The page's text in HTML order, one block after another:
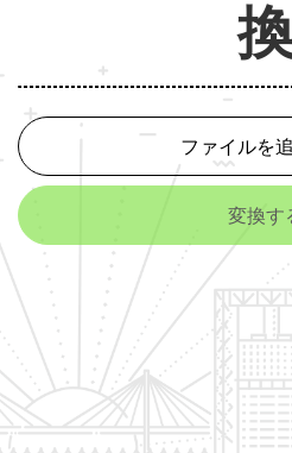
ファイルを
変換す